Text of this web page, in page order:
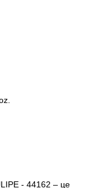
- 44162 – це